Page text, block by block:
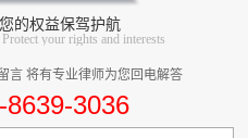
的权益保驾护航
your rights and interests
言 将有专业律师为您回电解答
3036